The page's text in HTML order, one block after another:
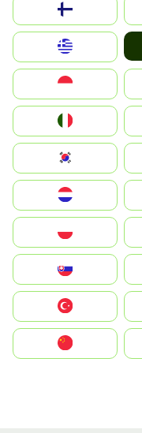
United Kingdom
Magyarország
South Korea
United States
中國香港特別行政區